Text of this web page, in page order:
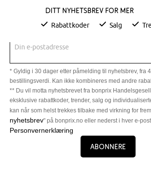
Ditt nyhetsbrev for mer
Rabattkoder Salg
Din e-postadresse
* Gyldig i 30 dager etter påmelding til nyhetsbrev, fra
bestillingsverdi. Kan ikke kombineres med andre
** Du vil motta nyhetsbrevet fra bonprix
eksklusive rabattkoder, trender, salg og
kan når som helst trekkes tilbake med virkning for
nyhetsbrev" på bonprix.no eller nederst i hver e-
Personvernerklæring
Abonnere